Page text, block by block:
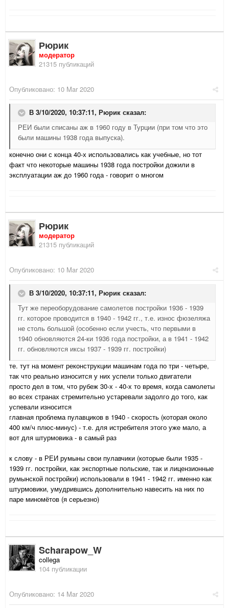
Рюрик
модератор
21315 публикаций
Опубликовано: 10 Mar 2020
В 3/10/2020, 10:37:11, Рюрик сказал:
РЕИ были списаны аж в 1960 году в Турции (при том что это
были машины 1938 года выпуска).
конечно они с конца 40-х использовались как учебные, но тот
факт что некоторые машины 1938 года постройки дожили в
эксплуатации аж до 1960 года - говорит о многом
Рюрик
модератор
21315 публикаций
Опубликовано: 10 Mar 2020
В 3/10/2020, 10:37:11, Рюрик сказал:
Тут же переоборудование самолетов постройки 1936 - 1939
гг. которое проводится в 1940 - 1942 гг., т.е. износ фюзеляжа
не столь большой (особенно если учесть, что первыми в
1940 обновляются 24-ки 1936 года постройки, а в 1941 - 1942
гг. обновляются иксы 1937 - 1939 гг. постройки)
те. тут на момент реконструкции машинам года по три - четыре,
так что реально износится у них успели только двигатели
просто дел в том, что рубеж 30-х - 40-х то время, когда самолеты
во всех странах стремительно устаревали задолго до того, как
успевали износится
главная проблема пулавциков в 1940 - скорость (которая около
400 км/ч плюс-минус) - т.е. для истребителя этого уже мало, а
вот для штурмовика - в самый раз
к слову - в РЕИ румыны свои пулавчики (которые были 1935 -
1939 гг. постройки, как экспортные польские, так и лицензионные
румынской постройки) использовали в 1941 - 1942 гг. именно как
штурмовики, умудрившись дополнительно навесить на них по
паре миномётов (я серьезно)
Scharapow_W
collega
104 публикации
Опубликовано: 14 Mar 2020